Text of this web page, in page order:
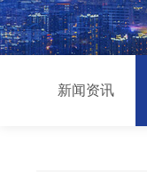
新闻资讯